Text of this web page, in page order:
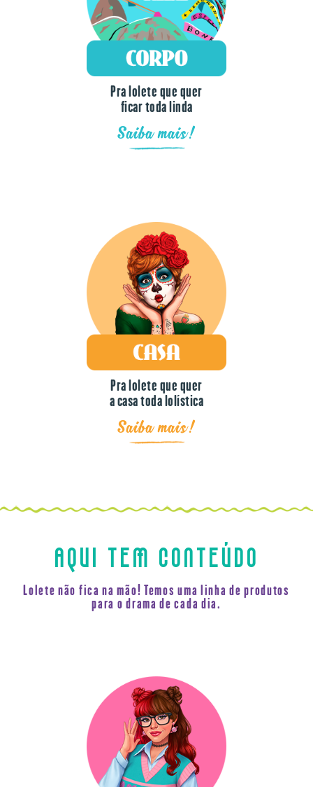
Pra lolete que quer
ficar toda linda
Pra lolete que quer
a casa toda lolística
AQUI TEM CONTEÚDO
Lolete não fica na mão! Temos uma linha de produtos
para o drama de cada dia.